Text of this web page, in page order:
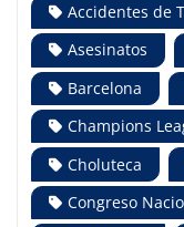
Accidentes de
Asesinatos
Barcelona
Champions
Choluteca
Congreso